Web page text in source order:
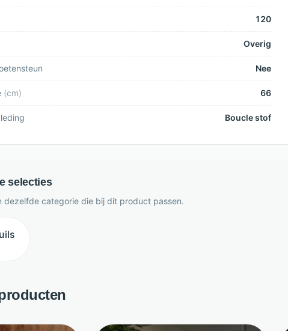
120
Overig
Nee
(cm) 66
Boucle stof
selecties
dezelfde categorie die bij dit product passen.